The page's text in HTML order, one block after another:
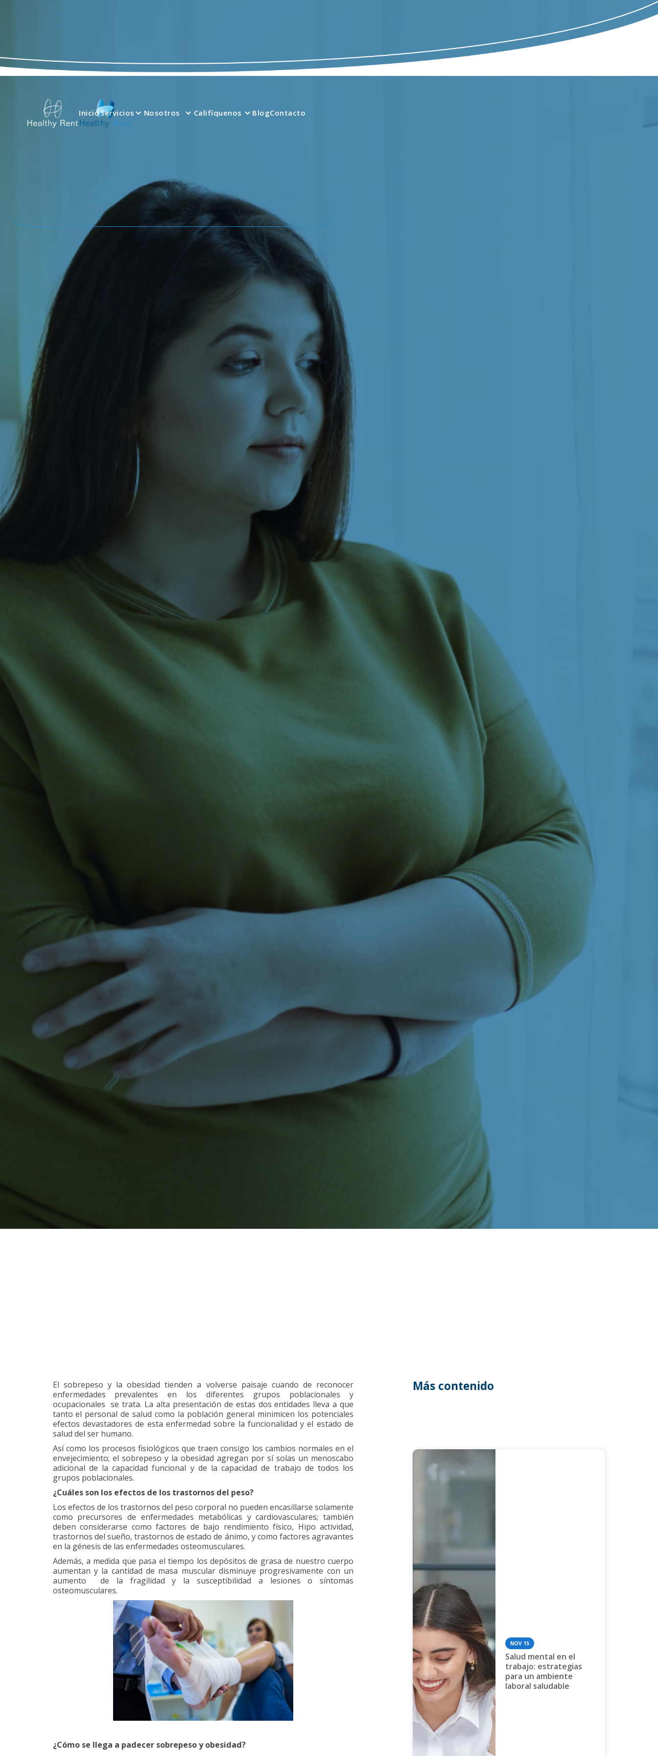
InicioServicios Nosotros Califíquenos BlogContacto
El sobrepeso y la obesidad tienden a volverse paisaje cuando de reconocer
enfermedades prevalentes en los diferentes grupos poblacionales y
ocupacionales se trata. La alta presentación de estas dos entidades lleva a que
tanto el personal de salud como la población general minimicen los potenciales
efectos devastadores de esta enfermedad sobre la funcionalidad y el estado de
salud del ser humano.
Así como los procesos fisiológicos que traen consigo los cambios normales en el
envejecimiento; el sobrepeso y la obesidad agregan por sí solas un menoscabo
adicional de la capacidad funcional y de la capacidad de trabajo de todos los
grupos poblacionales.
¿Cuáles son los efectos de los trastornos del peso?
Los efectos de los trastornos del peso corporal no pueden encasillarse solamente
como precursores de enfermedades metabólicas y cardiovasculares; también
deben considerarse como factores de bajo rendimiento físico, Hipo actividad,
trastornos del sueño, trastornos de estado de ánimo, y como factores agravantes
en la génesis de las enfermedades osteomusculares.
Además, a medida que pasa el tiempo los depósitos de grasa de nuestro cuerpo
aumentan y la cantidad de masa muscular disminuye progresivamente con un
aumento de la fragilidad y la susceptibilidad a lesiones o síntomas
osteomusculares.
¿Cómo se llega a padecer sobrepeso y obesidad?
Más contenido
NOV 15
Salud mental en el
trabajo: estrategias
para un ambiente
laboral saludable